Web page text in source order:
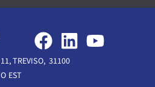
F
a
c
L
i
Y
o
TREVISO, 31100
EST